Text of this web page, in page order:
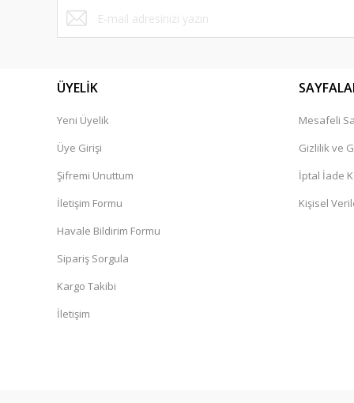
Ürün fiyatı diğer sitelerden daha pahalı.
Bu ürüne benzer farklı alternatifler olmalı.
ÜYELİK
Yeni Üyelik
Üye Girişi
Şifremi Unuttum
İletişim Formu
Havale Bildirim Formu
Sipariş Sorgula
Kargo Takibi
İletişim
Mesafeli
Gizlilik ve
İptal İade
Kişisel